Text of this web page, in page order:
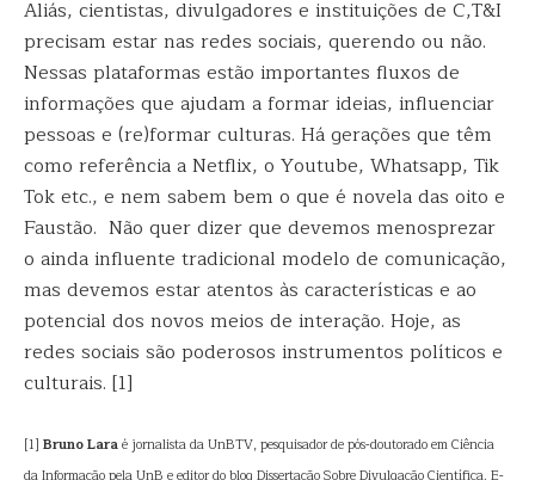
Aliás, cientistas, divulgadores e instituições de C,T&I
precisam estar nas redes sociais, querendo ou não.
Nessas plataformas estão importantes fluxos de
informações que ajudam a formar ideias, influenciar
pessoas e (re)formar culturas. Há gerações que têm
como referência a Netflix, o Youtube, Whatsapp, Tik
Tok etc., e nem sabem bem o que é novela das oito e
Faustão. Não quer dizer que devemos menosprezar
o ainda influente tradicional modelo de comunicação,
mas devemos estar atentos às características e ao
potencial dos novos meios de interação. Hoje, as
redes sociais são poderosos instrumentos políticos e
culturais. [1]
[1] Bruno Laraé jornalista da UnBTV, pesquisador de pós-doutorado em Ciência